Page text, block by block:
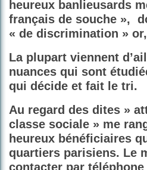
heureux banlieusards
français de souche »,
« de discrimination »
La plupart viennent
nuances qui sont
qui décide et fait le tri.
Au regard des dites »
classe sociale » me
heureux bénéficiaires
quartiers parisiens. Le
contacter par téléphone